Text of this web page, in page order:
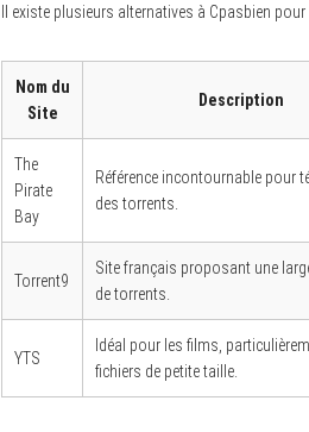
Il existe plusieurs alternatives à Cpasbien
Nom du
Site
Description
The
Pirate
Bay
Référence incontournable pour
des torrents.
Torrent9
Site français proposant une
de torrents.
YTS
Idéal pour les films,
fichiers de petite taille.